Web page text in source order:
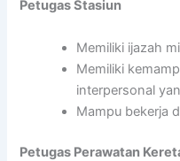
Petugas Stasiun
Memiliki ijazah
Memiliki
interpersonal
Mampu bekerja
Petugas Perawatan